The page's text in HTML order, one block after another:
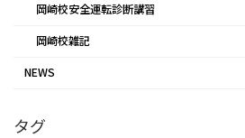
岡崎校安全運転診断講習
岡崎校雑記
NEWS
タグ